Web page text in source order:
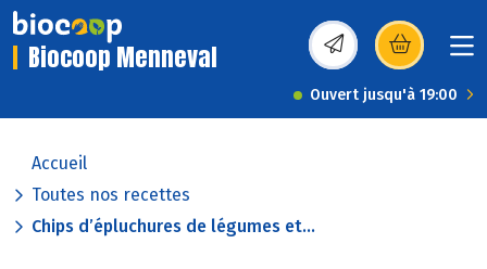
Biocoop Menneval (s’ouvre dans une
Ouvert jusqu'à 19:00
Accueil
Toutes nos recettes
Chips d’épluchures de légumes et...